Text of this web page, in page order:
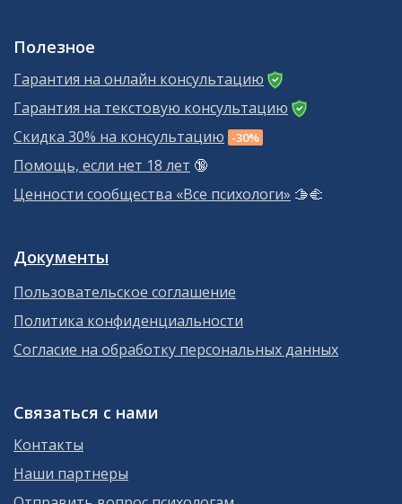
Полезное
Гарантия на онлайн консультацию
Гарантия на текстовую консультацию
Скидка 30% на консультацию -30%
Помощь, если нет 18 лет 🔞
Ценности сообщества «Все психологи» 🫱‍🫲
Документы
Пользовательское соглашение
Политика конфиденциальности
Согласие на обработку персональных данных
Связаться с нами
Контакты
Наши партнеры